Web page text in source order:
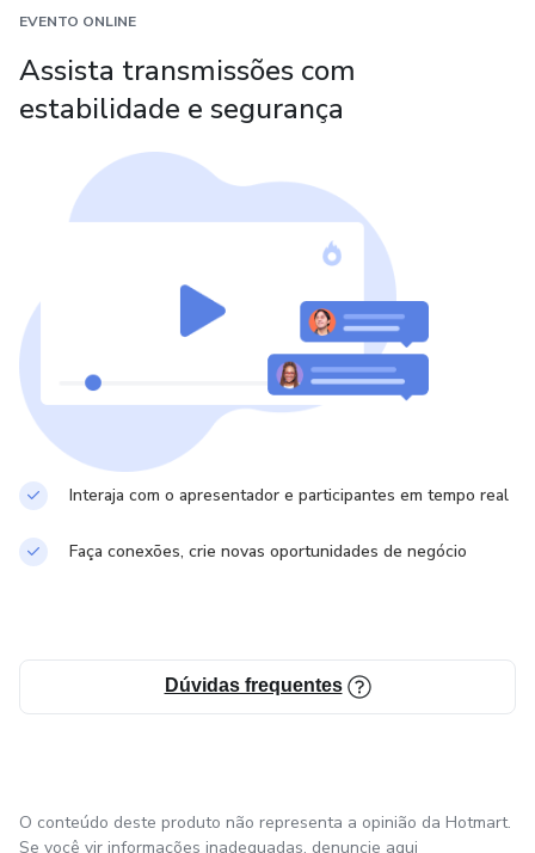
EVENTO ONLINE
Assista transmissões com
estabilidade e segurança
Interaja com o apresentador e participantes em tempo real
Faça conexões, crie novas oportunidades de negócio
Dúvidas frequentes
O conteúdo deste produto não representa a opinião da Hotmart.
Se você vir informações inadequadas, denuncie aqui